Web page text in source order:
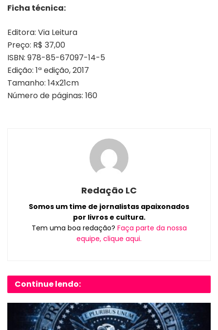
Ficha técnica:
Editora: Via Leitura
Preço: R$ 37,00
ISBN: 978-85-67097-14-5
Edição: 1ª edição, 2017
Tamanho: 14x21cm
Número de páginas: 160
Redação LC
Somos um time de jornalistas apaixonados
por livros e cultura.
Tem uma boa redação? Faça parte da nossa
equipe, clique aqui.
Continue lendo: